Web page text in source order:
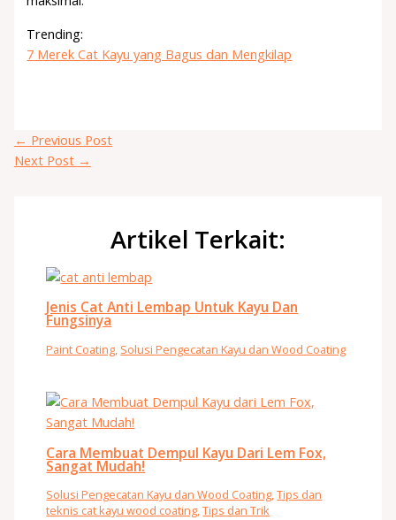
Trending:
7 Merek Cat Kayu yang Bagus dan Mengkilap
← Previous Post
Next Post →
Artikel Terkait:
Jenis Cat Anti Lembap Untuk Kayu Dan
Fungsinya
Paint Coating Solusi Pengecatan Kayu dan Wood Coating
Cara Membuat Dempul Kayu Dari Lem Fox,
Sangat Mudah!
Solusi Pengecatan Kayu dan Wood Coating,Tips dan
teknis cat kayu wood coating,Tips dan Trik